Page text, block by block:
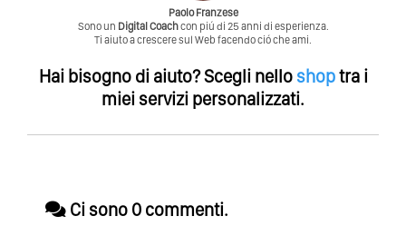
Paolo Franzese
Sono un Digital Coachcon piú di 25 anni di esperienza.
Ti aiuto a crescere sul Web facendo ció che ami.
Hai bisogno di aiuto?Scegli nello shoptra i
miei servizi personalizzati.
Ci sono 0 commenti.